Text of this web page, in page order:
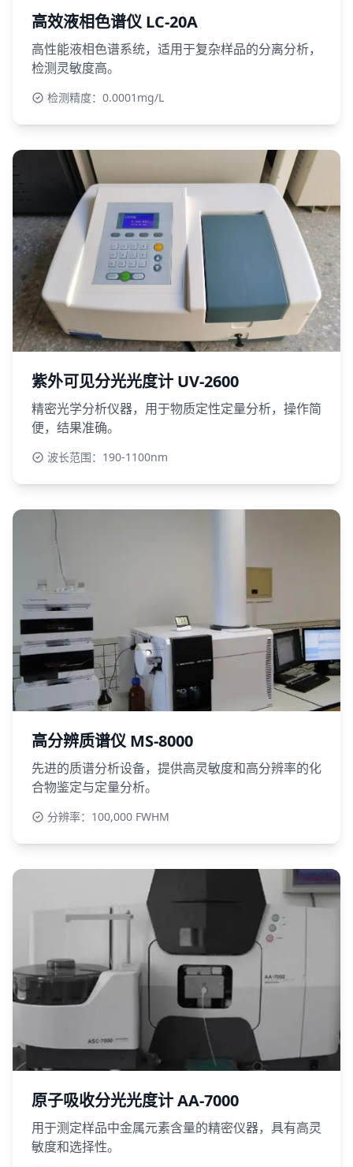
高效液相色谱仪 LC-20A
高性能液相色谱系统，适用于复杂样品的分离分析，
检测灵敏度高。
检测精度：0.0001mg/L
紫外可见分光光度计 UV-2600
精密光学分析仪器，用于物质定性定量分析，操作简
便，结果准确。
波长范围：190-1100nm
高分辨质谱仪 MS-8000
先进的质谱分析设备，提供高灵敏度和高分辨率的化
合物鉴定与定量分析。
分辨率：100,000 FWHM
原子吸收分光光度计 AA-7000
用于测定样品中金属元素含量的精密仪器，具有高灵
敏度和选择性。